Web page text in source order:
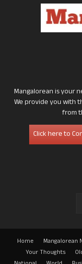
Mangalorean is your
We provide you with
from
Click here to
Home Mangalorean
Your Thoughts